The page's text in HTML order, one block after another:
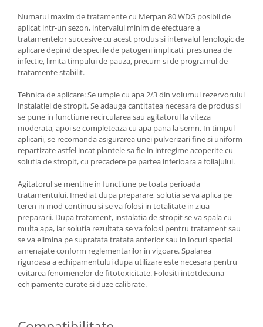
Numarul maxim de tratamente cu Merpan 80 WDG posibil de
aplicat intr-un sezon, intervalul minim de efectuare a
tratamentelor succesive cu acest produs si intervalul fenologic de
aplicare depind de speciile de patogeni implicati, presiunea de
infectie, limita timpului de pauza, precum si de programul de
tratamente stabilit.
Tehnica de aplicare: Se umple cu apa 2/3 din volumul rezervorului
instalatiei de stropit. Se adauga cantitatea necesara de produs si
se pune in functiune recircularea sau agitatorul la viteza
moderata, apoi se completeaza cu apa pana la semn. In timpul
aplicarii, se recomanda asigurarea unei pulverizari fine si uniform
repartizate astfel incat plantele sa fie in intregime acoperite cu
solutia de stropit, cu precadere pe partea inferioara a foliajului.
Agitatorul se mentine in functiune pe toata perioada
tratamentului. Imediat dupa preparare, solutia se va aplica pe
teren in mod continuu si se va folosi in totalitate in ziua
prepararii. Dupa tratament, instalatia de stropit se va spala cu
multa apa, iar solutia rezultata se va folosi pentru tratament sau
se va elimina pe suprafata tratata anterior sau in locuri special
amenajate conform reglementarilor in vigoare. Spalarea
riguroasa a echipamentului dupa utilizare este necesara pentru
evitarea fenomenelor de fitotoxicitate. Folositi intotdeauna
echipamente curate si duze calibrate.